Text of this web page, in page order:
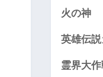
火の神
英雄伝
霊界大